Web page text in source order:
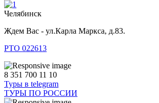
Челябинск
Ждем Вас - ул.Карла Маркса, д.83.
РТО 022613
8 351 700 11 10
Туры в telegram
ТУРЫ ПО РОССИИ